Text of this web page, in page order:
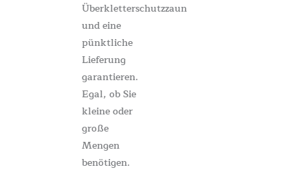
Überkletterschutzzaun
und eine
pünktliche
Lieferung
garantieren.
Egal, ob Sie
kleine oder
große
Mengen
benötigen.